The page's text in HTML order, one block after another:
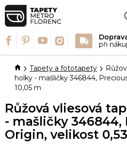
Přejít
na
obsah
při
DomůTapety a fototapety
holky - mašličky 346844,
10,05 m
Růžová vliesová
- mašličky 346844,
Origin, velikost